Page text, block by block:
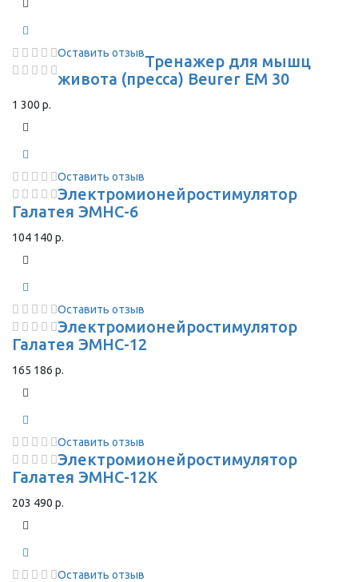
Оставить отзывТренажер для мышц
живота (пресса) Beurer EM 30
1 300 р.
Оставить отзыв
Электромионейростимулятор
Галатея ЭМНС-6
104 140 р.
Оставить отзыв
Электромионейростимулятор
Галатея ЭМНС-12
165 186 р.
Оставить отзыв
Электромионейростимулятор
Галатея ЭМНС-12К
203 490 р.
Оставить отзыв